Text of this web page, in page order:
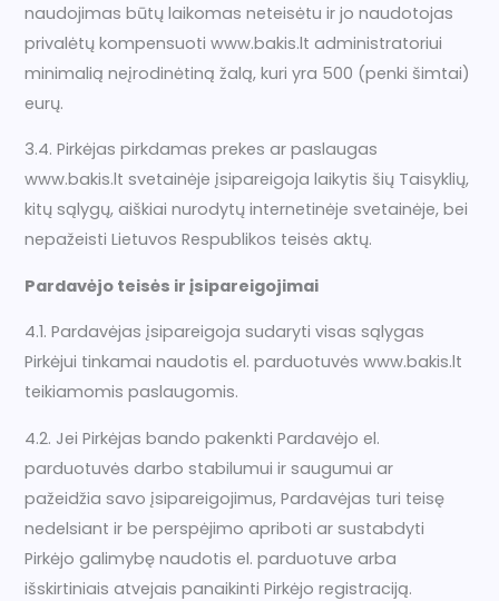
naudojimas būtų laikomas neteisėtu ir jo naudotojas
privalėtų kompensuoti www.bakis.lt administratoriui
minimalią neįrodinėtiną žalą, kuri yra 500 (penki šimtai)
eurų.
3.4. Pirkėjas pirkdamas prekes ar paslaugas
www.bakis.lt svetainėje įsipareigoja laikytis šių Taisyklių,
kitų sąlygų, aiškiai nurodytų internetinėje svetainėje, bei
nepažeisti Lietuvos Respublikos teisės aktų.
Pardavėjo teisės ir įsipareigojimai
4.1. Pardavėjas įsipareigoja sudaryti visas sąlygas
Pirkėjui tinkamai naudotis el. parduotuvės www.bakis.lt
teikiamomis paslaugomis.
4.2. Jei Pirkėjas bando pakenkti Pardavėjo el.
parduotuvės darbo stabilumui ir saugumui ar
pažeidžia savo įsipareigojimus, Pardavėjas turi teisę
nedelsiant ir be perspėjimo apriboti ar sustabdyti
Pirkėjo galimybę naudotis el. parduotuve arba
išskirtiniais atvejais panaikinti Pirkėjo registraciją.